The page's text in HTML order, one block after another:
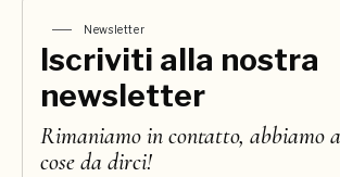
Newsletter
Iscriviti alla nostra
newsletter
Rimaniamo in contatto, abbiamo
cose da dirci!